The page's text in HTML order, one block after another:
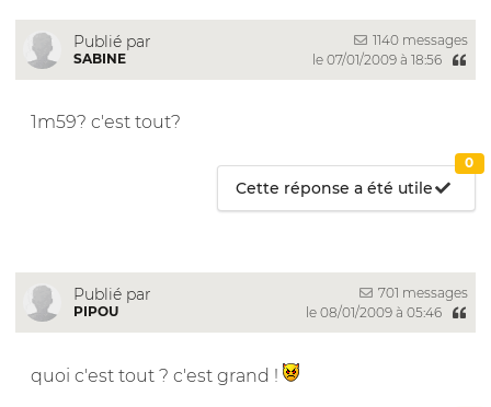
Publié par
SABINE
1140 messages
le 07/01/2009 à 18:56
1m59? c'est tout?
Cette réponse a été utile
0
Publié par
PIPOU
701 messages
le 08/01/2009 à 05:46
quoi c'est tout ? c'est grand !